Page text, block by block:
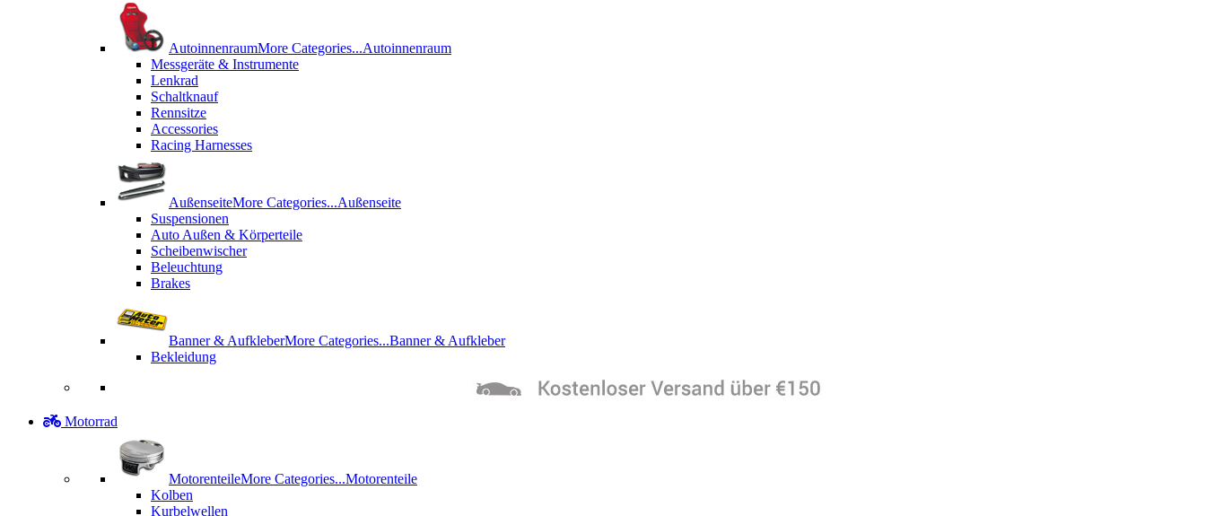
AutoinnenraumMore Categories...Autoinnenraum
Messgeräte & Instrumente
Lenkrad
Schaltknauf
Rennsitze
Accessories
Racing Harnesses
AußenseiteMore Categories...Außenseite
Suspensionen
Auto Außen & Körperteile
Scheibenwischer
Beleuchtung
Brakes
Banner & AufkleberMore Categories...Banner & Aufkleber
Bekleidung
Motorrad
MotorenteileMore Categories...Motorenteile
Kolben
Kurbelwellen